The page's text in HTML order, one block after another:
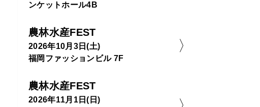
ンケットホール4B
農林水産FEST
2026年10月3日(土)
福岡ファッションビル 7F
農林水産FEST
2026年11月1日(日)